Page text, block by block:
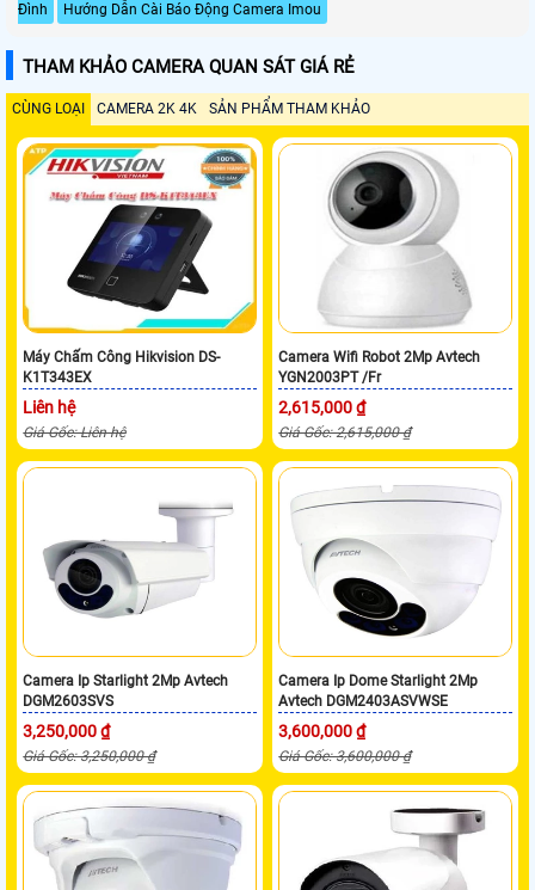
Đình
Hướng Dẫn Cài Báo Động Camera Imou
THAM KHẢO CAMERA QUAN SÁT GIÁ RẺ
CÙNG LOẠI CAMERA 2K 4K SẢN PHẨM THAM KHẢO
Máy Chấm Công Hikvision DS-
K1T343EX
Liên hệ
Giá Gốc: Liên hệ
Camera Wifi Robot 2Mp Avtech
YGN2003PT /Fr
2,615,000 ₫
Giá Gốc: 2,615,000 ₫
Camera Ip Starlight 2Mp Avtech
DGM2603SVS
3,250,000 ₫
Giá Gốc: 3,250,000 ₫
Camera Ip Dome Starlight 2Mp
Avtech DGM2403ASVWSE
3,600,000 ₫
Giá Gốc: 3,600,000 ₫